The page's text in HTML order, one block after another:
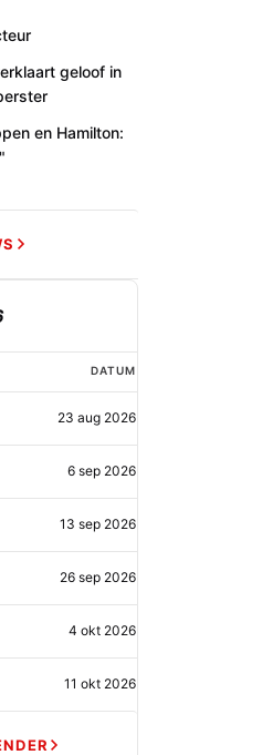
geloof in
en Hamilton:
DATUM
23 aug 2026
6 sep 2026
13 sep 2026
26 sep 2026
4 okt 2026
11 okt 2026